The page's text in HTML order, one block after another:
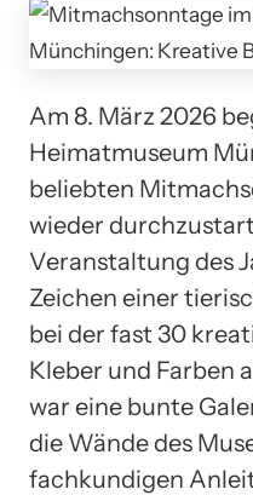
Am 8. März 2026
Heimatmuseum
beliebten
wieder
Veranstaltung des
Zeichen einer
bei der fast 30
Kleber und Farben
war eine bunte
die Wände des
fachkundigen